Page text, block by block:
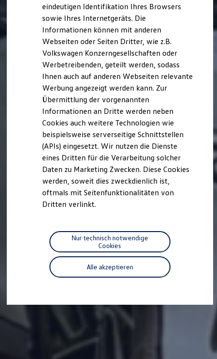
Lifestyle Shop
T-Roc Kollektion
Golf Kollektion
Volkswagen Kollektion
R-Kollektion
GTI Kollektion
Fußball Drop
we drive football
#wedriveproud
Besitzer und Service
myVolkswagen
Software Updates
Service und Ersatzteile
Inspektion und HU/AU
Reparaturen und Checks
Motorenöl und Flüssigkeiten
Räder und Reifen
Pannen- und Unfallhilfe
Economy Service
Volkswagen Teile
Zubehör
Modellspezifisches Zubehör
Individualisieren
Wallbox und Ladekabel
Digitale Extras
Dienste für Ihr Modell finden
Volkswagen Apps, Login und Shop
Handy und Fahrzeug verbinden
Vorgängermodelle
Kundeninformationen
Volkswagen Kundenbetreuung
Warn- und Kontrollleuchten
Assistenzsysteme
Digitale Betriebsanleitung
eindeutigen Identifikation Ihres Browsers
sowie Ihres Internetgeräts. Die
Informationen können mit anderen
Webseiten oder Seiten Dritter, wie z.B.
Volkswagen Konzerngesellschaften oder
Werbetreibenden, geteilt werden, sodass
Ihnen auch auf anderen Webseiten relevante
Werbung angezeigt werden kann. Zur
Übermittlung der vorgenannten
Informationen an Dritte werden neben
Cookies auch weitere Technologien wie
beispielsweise serverseitige Schnittstellen
(APIs) eingesetzt. Wir nutzen die Dienste
eines Dritten für die Verarbeitung solcher
Daten zu Marketing Zwecken. Diese Cookies
werden, soweit dies zweckdienlich ist,
oftmals mit Seitenfunktionalitäten von
Dritten verlinkt.
Alle akzeptieren
Nur technisch notwendige
Cookies